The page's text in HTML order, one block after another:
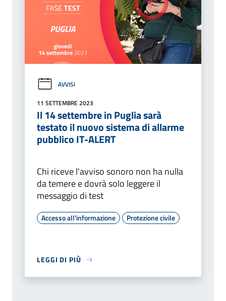
AVVISI
11 SETTEMBRE 2023
Il 14 settembre in Puglia sarà
testato il nuovo sistema di allarme
pubblico IT-ALERT
Chi riceve l'avviso sonoro non ha nulla
da temere e dovrà solo leggere il
messaggio di test
Accesso all'informazione Protezione civile
LEGGI DI PIÙ